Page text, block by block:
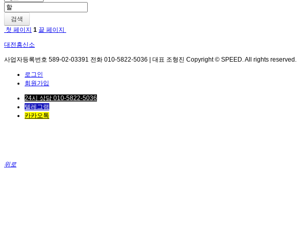
검색
첫 페이지 1 끝 페이지
대전흥신소
사업자등록번호 589-02-03391 전화 010-5822-5036 | 대표 조형진 Copyright © SPEED. All rights reserved.
로그인
회원가입
24시 상담 010-5822-5036
텔레그램
카카오톡
위로